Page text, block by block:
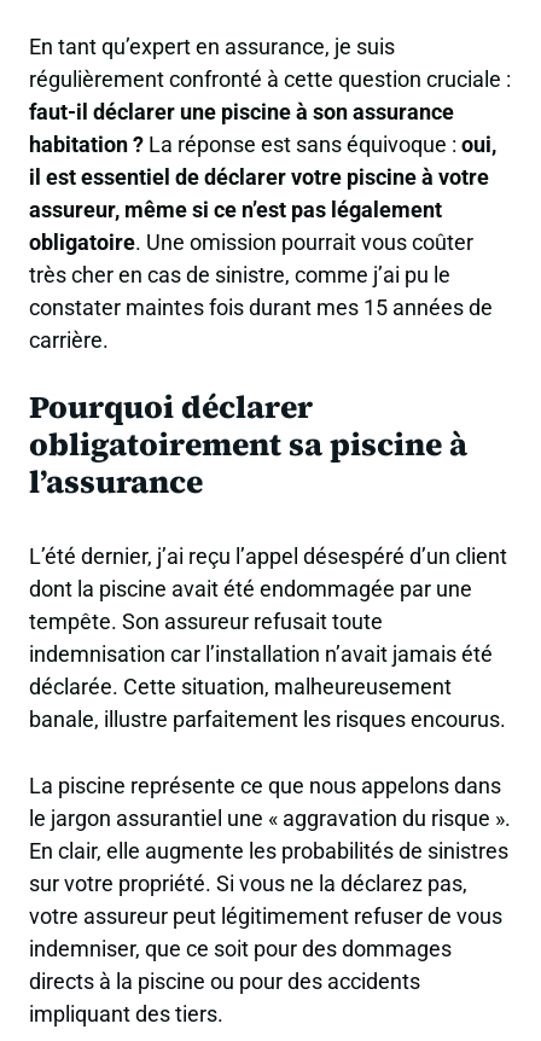
En tant qu’expert en assurance, je suis
régulièrement confronté à cette question cruciale :
faut-il déclarer une piscine à son assurance
habitation ? La réponse est sans équivoque : oui,
il est essentiel de déclarer votre piscine à votre
assureur, même si ce n’est pas légalement
obligatoire. Une omission pourrait vous coûter
très cher en cas de sinistre, comme j’ai pu le
constater maintes fois durant mes 15 années de
carrière.
Pourquoi déclarer
obligatoirement sa piscine à
l’assurance
L’été dernier, j’ai reçu l’appel désespéré d’un client
dont la piscine avait été endommagée par une
tempête. Son assureur refusait toute
indemnisation car l’installation n’avait jamais été
déclarée. Cette situation, malheureusement
banale, illustre parfaitement les risques encourus.
La piscine représente ce que nous appelons dans
le jargon assurantiel une « aggravation du risque ».
En clair, elle augmente les probabilités de sinistres
sur votre propriété. Si vous ne la déclarez pas,
votre assureur peut légitimement refuser de vous
indemniser, que ce soit pour des dommages
directs à la piscine ou pour des accidents
impliquant des tiers.